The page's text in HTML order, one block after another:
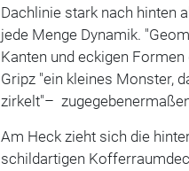
Dachlinie stark nach hinten
jede Menge Dynamik.
Kanten und eckigen
Gripz "ein kleines Monster,
zirkelt"–
Am Heck zieht sich die
schildartigen